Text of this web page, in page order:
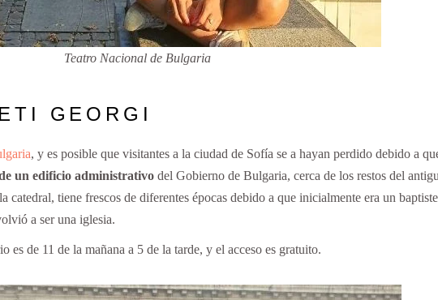
Teatro Nacional de Bulgaria
GEORGI
, y es posible que visitantes a la ciudad de Sofía se a hayan perdido debido a
un edificio administrativo del Gobierno de Bulgaria, cerca de los restos del
catedral, tiene frescos de diferentes épocas debido a que inicialmente era un
a ser una iglesia.
es de 11 de la mañana a 5 de la tarde, y el acceso es gratuito.